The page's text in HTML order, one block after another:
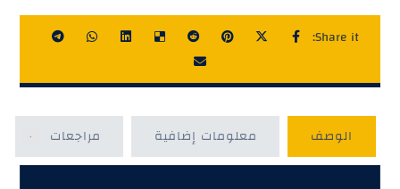
الوصف معلومات إضافية مراجعات ٠